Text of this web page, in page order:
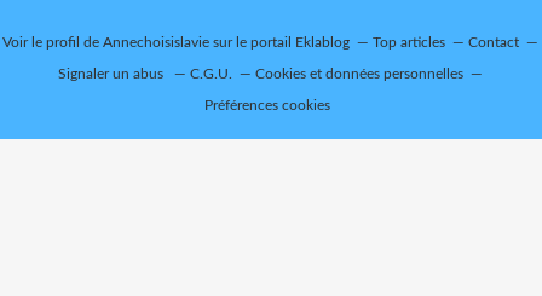
Voir le profil deAnnechoisislavie sur le portail Eklablog Top articles Contact
Signaler un abus C.G.U. Cookies et données personnelles
Préférences cookies